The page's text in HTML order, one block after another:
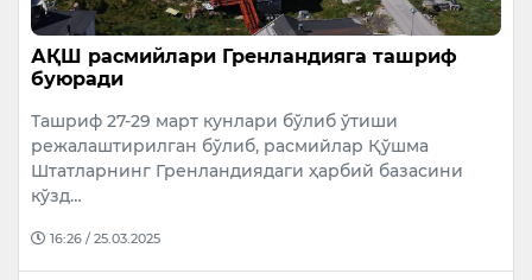
АҚШ расмийлари Гренландияга ташриф
буюради
Ташриф 27-29 март кунлари бўлиб ўтиши
режалаштирилган бўлиб, расмийлар Қўшма
Штатларнинг Гренландиядаги ҳарбий базасини
кўзд…
16:26 / 25.03.2025